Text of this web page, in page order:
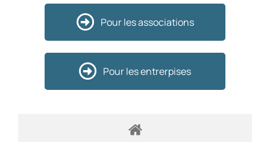
Pour les associations
Pour les entrerpises